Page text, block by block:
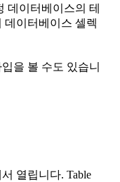
데이터베이스의 테
데이터베이스 셀렉
을 볼 수도 있습니
열립니다. Table